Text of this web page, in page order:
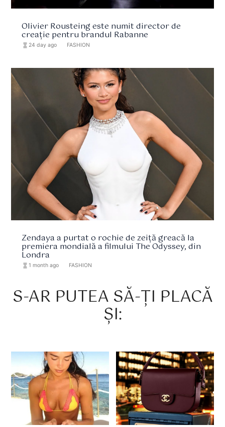
Olivier Rousteing este numit director de
creație pentru brandul Rabanne
hourglass_full 24 day ago FASHION
Zendaya a purtat o rochie de zeiță greacă la
premiera mondială a filmului The Odyssey, din
Londra
hourglass_full 1 month ago FASHION
S-AR PUTEA SĂ-ȚI PLACĂ
ȘI: